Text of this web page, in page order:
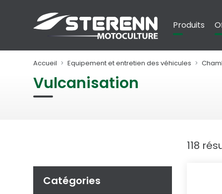
Produits
Accueil Equipement et entretien des véhicules
Vulcanisation
Catégories
118